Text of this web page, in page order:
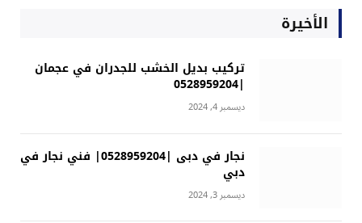
الأخيرة
تركيب بديل الخشب للجدران في عجمان
|0528959204
ديسمبر 4, 2024
نجار في دبى |0528959204| فني نجار في
دبي
ديسمبر 3, 2024